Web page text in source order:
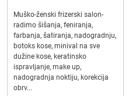
Muško-ženski frizerski salon-
radimo šišanja, feniranja,
farbanja, šatiranja, nadogradnju,
botoks kose, minival na sve
dužine kose, keratinsko
ispravljanje, make up,
nadogradnja noktiju, korekcija
obrv...